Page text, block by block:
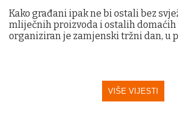
Kako građani ipak ne bi ostali bez
mliječnih proizvoda i ostalih domaćih
organiziran je zamjenski tržni dan, u
VIŠE VIJESTI